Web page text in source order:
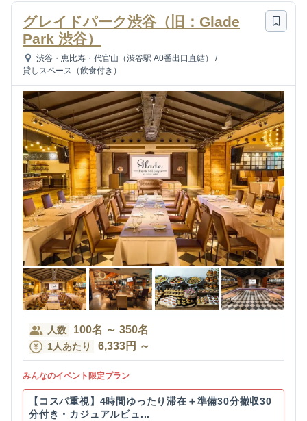
グレイドパーク渋谷（旧：Glade
Park 渋谷）
渋谷・恵比寿・代官山（渋谷駅 A0番出口直結）
/
貸しスペース（飲食付き）
人数 100名 ～ 350名
1人あたり 6,333円 ～
みんなのイベント限定プラン
【コスパ重視】4時間ゆったり滞在＋準備30分撤収30
分付き・カジュアルビュ...